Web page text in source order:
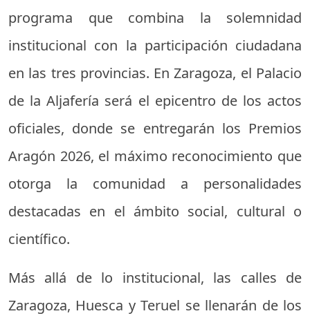
programa que combina la solemnidad
institucional con la participación ciudadana
en las tres provincias. En Zaragoza, el Palacio
de la Aljafería será el epicentro de los actos
oficiales, donde se entregarán los Premios
Aragón 2026, el máximo reconocimiento que
otorga la comunidad a personalidades
destacadas en el ámbito social, cultural o
científico.
Más allá de lo institucional, las calles de
Zaragoza, Huesca y Teruel se llenarán de los